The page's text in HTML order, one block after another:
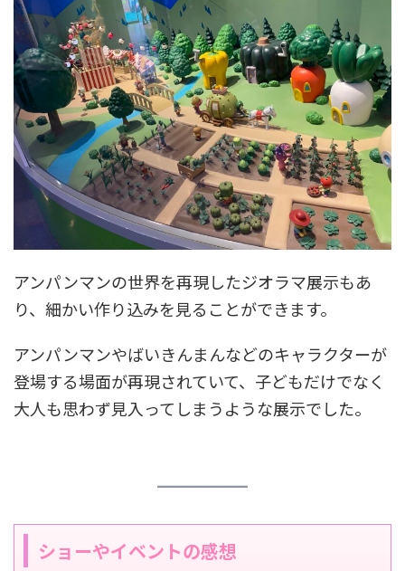
アンパンマンの世界を再現したジオラマ展示もあ
り、細かい作り込みを見ることができます。
アンパンマンやばいきんまんなどのキャラクターが
登場する場面が再現されていて、子どもだけでなく
大人も思わず見入ってしまうような展示でした。
ショーやイベントの感想